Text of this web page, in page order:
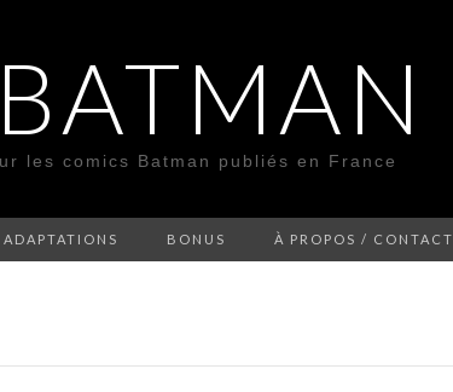
les comics Batman publiés en France
ADAPTATIONS BONUS À PROPOS / CONTACT